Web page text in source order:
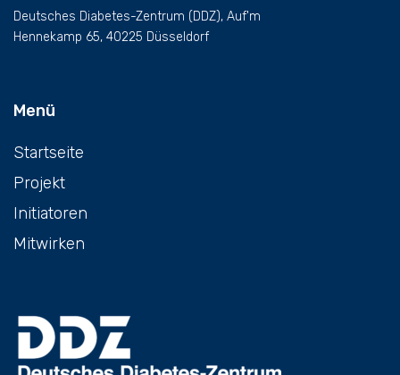
Deutsches Diabetes-Zentrum (DDZ), Auf'm
Hennekamp 65, 40225 Düsseldorf
Menü
Startseite
Projekt
Initiatoren
Mitwirken